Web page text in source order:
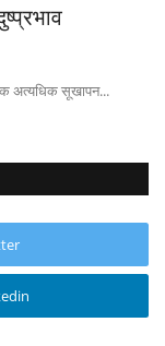
अत्यधिक सूखापन...